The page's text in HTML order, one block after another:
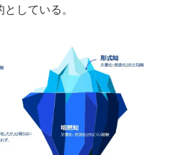
している。